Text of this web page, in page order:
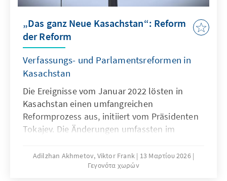
„Das ganz Neue Kasachstan“: Reform
der Reform
Verfassungs- und Parlamentsreformen in
Kasachstan
Die Ereignisse vom Januar 2022 lösten in
Kasachstan einen umfangreichen
Reformprozess aus, initiiert vom Präsidenten
Tokajev. Die Änderungen umfassten im
Amtszeit für den Staatschef, die Etablierung
eines Verfassungsgerichts, die Abschaffung
Adilzhan Akhmetov, Viktor Frank
13 Μαρτίου 2026
Γεγονότα χωρών